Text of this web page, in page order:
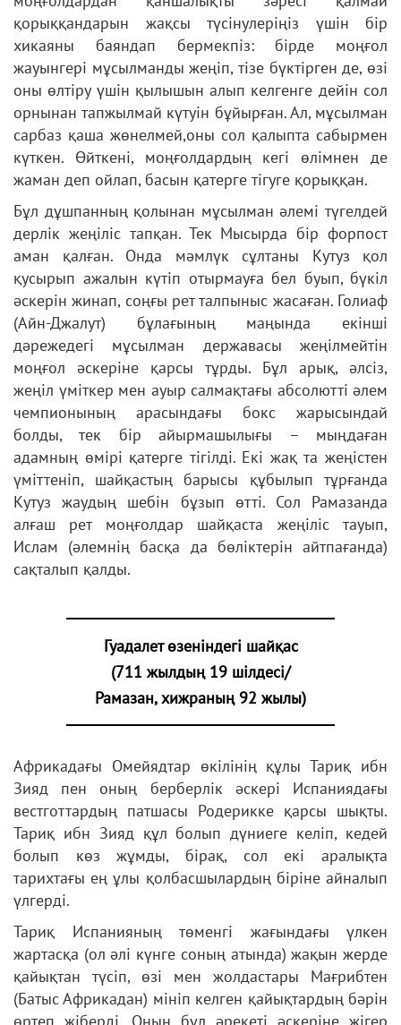
қорыққандарын жақсы түсінулеріңіз үшін бір
хикаяны баяндап бермекпіз: бірде моңғол
жауынгері мұсылманды жеңіп, тізе бүктірген де, өзі
оны өлтіру үшін қылышын алып келгенге дейін сол
орнынан тапжылмай күтуін бұйырған. Ал, мұсылман
сарбаз қаша жөнелмей,оны сол қалыпта сабырмен
күткен. Өйткені, моңғолдардың кегі өлімнен де
жаман деп ойлап, басын қатерге тігуге қорыққан.
Бұл дұшпанның қолынан мұсылман әлемі түгелдей
дерлік жеңіліс тапқан. Тек Мысырда бір форпост
аман қалған. Онда мәмлүк сұлтаны Кутуз қол
қусырып ажалын күтіп отырмауға бел буып, бүкіл
әскерін жинап, соңғы рет талпыныс жасаған. Голиаф
(Айн-Джалут) бұлағының маңында екінші
дәрежедегі мұсылман державасы жеңілмейтін
моңғол әскеріне қарсы тұрды. Бұл арық, әлсіз,
жеңіл үміткер мен ауыр салмақтағы абсолютті әлем
чемпионының арасындағы бокс жарысындай
болды, тек бір айырмашылығы – мыңдаған
адамның өмірі қатерге тігілді. Екі жақ та жеңістен
үміттеніп, шайқастың барысы құбылып тұрғанда
Кутуз жаудың шебін бұзып өтті. Сол Рамазанда
алғаш рет моңғолдар шайқаста жеңіліс тауып,
Ислам (әлемнің басқа да бөліктерін айтпағанда)
сақталып қалды.
Гуадалет өзеніндегі шайқас
(711 жылдың 19 шілдесі/
Рамазан, хижраның 92 жылы)
Африкадағы Омейядтар өкілінің құлы Тариқ ибн
Зияд пен оның берберлік әскері Испаниядағы
вестготтардың патшасы Родерикке қарсы шықты.
Тариқ ибн Зияд құл болып дүниеге келіп, кедей
болып көз жұмды, бірақ, сол екі аралықта
тарихтағы ең ұлы қолбасшылардың біріне айналып
үлгерді.
Тариқ Испанияның төменгі жағындағы үлкен
жартасқа (ол әлі күнге соның атында) жақын жерде
қайықтан түсіп, өзі мен жолдастары Мағрибтен
(Батыс Африкадан) мініп келген қайықтардың бәрін
өртеп жіберді. Оның бұл әрекеті әскеріне жігер